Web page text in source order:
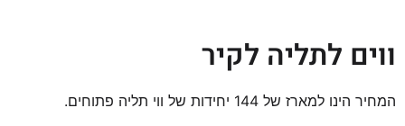
ווים לתליה לקיר
המחיר הינו למארז של 144 יחידות של ווי תליה פתוחים.